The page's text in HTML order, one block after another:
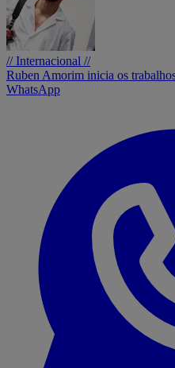
// Internacional //
Ruben Amorim inicia os
WhatsApp